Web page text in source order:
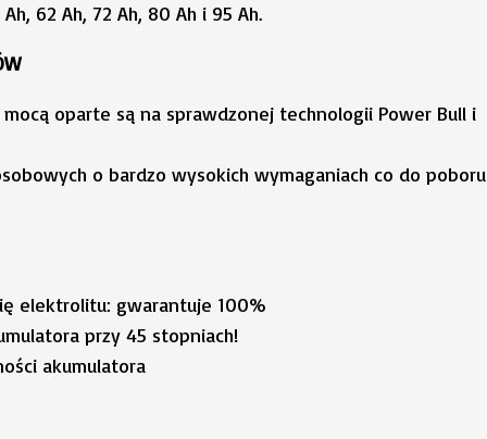
62 Ah, 72 Ah, 80 Ah i 95 Ah.
oparte są na sprawdzonej technologii Power Bull i
o bardzo wysokich wymaganiach co do poboru
elektrolitu: gwarantuje 100%
przy 45 stopniach!
akumulatora